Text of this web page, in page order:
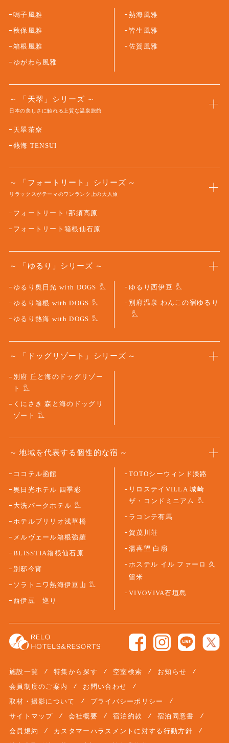
鳴子風雅
秋保風雅
箱根風雅
ゆがわら風雅
熱海風雅
皆生風雅
佐賀風雅
「天翠」シリーズ
日本の美しさに触れる上質な温泉旅館
天翠茶寮
熱海 TENSUI
「フォートリート」シリーズ
リラックスがテーマのワンランク上の大人旅
フォートリート+那須高原
フォートリート箱根仙石原
「ゆるり」シリーズ
ゆるり奥日光 with DOGS
ゆるり箱根 with DOGS
ゆるり熱海 with DOGS
ゆるり西伊豆
別府温泉 わんこの宿ゆるり
「ドッグリゾート」シリーズ
別府 丘と海のドッグリゾー
ト
くにさき 森と海のドッグリ
ゾート
地域を代表する個性的な宿
ココテル函館
奥日光ホテル 四季彩
大洗パークホテル
ホテルブリリオ浅草橋
メルヴェール箱根強羅
BLISSTIA箱根仙石原
別邸今宵
ソラトニワ熱海伊豆山
西伊豆 巡り
TOTOシーウィンド淡路
リロステイVILLA 城崎
ザ・コンドミニアム
ラコンテ有馬
賀茂川荘
湯喜望 白扇
ホステル イル ファーロ 久
留米
VIVOVIVA石垣島
施設一覧 特集から探す 空室検索
お知らせ
会員制度のご案内
お問い合わせ
取材・撮影について
プライバシーポリシー
サイトマップ
会社概要 宿泊約款
宿泊同意書
会員規約
カスタマーハラスメントに対する行動方針